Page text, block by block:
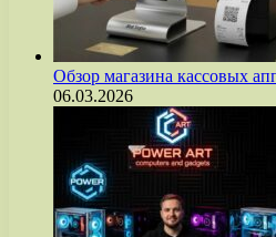
Обзор магазина кассовых
06.03.2026